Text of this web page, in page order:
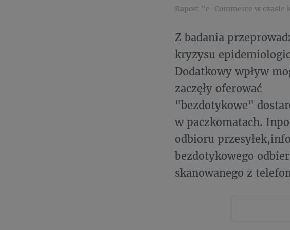
Raport "e-Commerce w
Z badania
kryzysu
Dodatkowy wpływ
zaczęły oferować
"bezdotykowe"
w paczkomatach.
odbioru
bezdotykowego
skanowanego z